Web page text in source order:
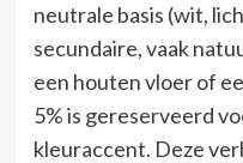
neutrale basis (wit,
secundaire, vaak
een houten vloer of
5% is gereserveerd
kleuraccent. Deze